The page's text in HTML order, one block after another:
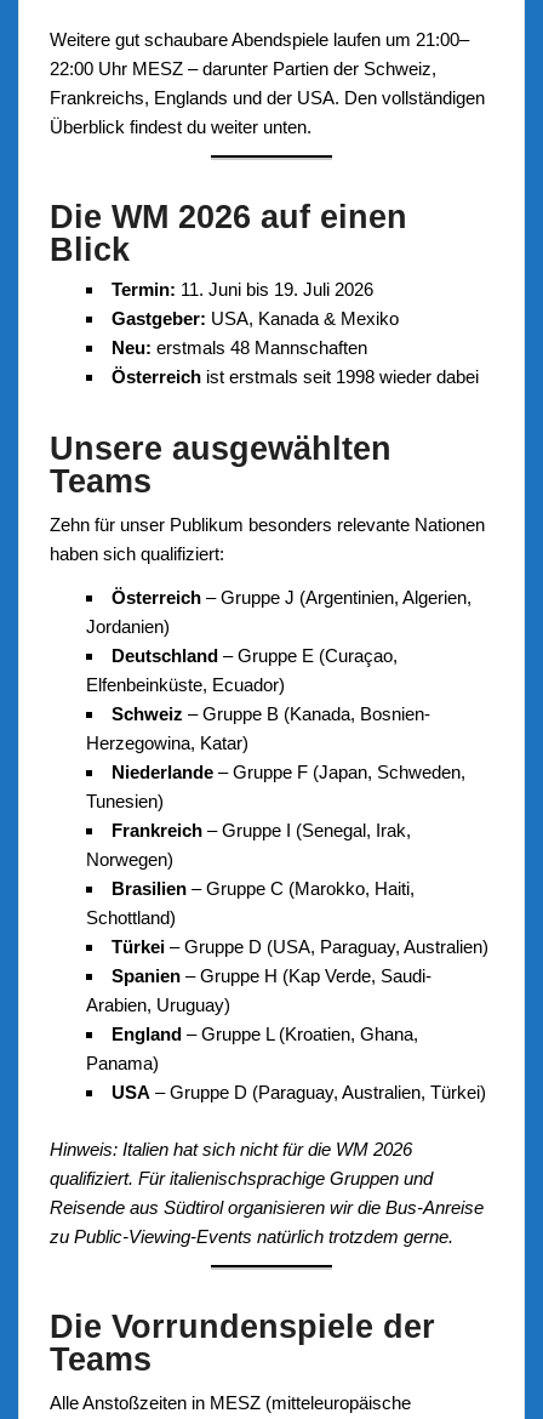
Weitere gut schaubare Abendspiele laufen um 21:00–
22:00 Uhr MESZ – darunter Partien der Schweiz,
Frankreichs, Englands und der USA. Den vollständigen
Überblick findest du weiter unten.
Die WM 2026 auf einen
Blick
Termin: 11. Juni bis 19. Juli 2026
Gastgeber: USA, Kanada & Mexiko
Neu: erstmals 48 Mannschaften
Österreich ist erstmals seit 1998 wieder dabei
Unsere ausgewählten
Teams
Zehn für unser Publikum besonders relevante Nationen
haben sich qualifiziert:
Österreich – Gruppe J (Argentinien, Algerien,
Jordanien)
Deutschland – Gruppe E (Curaçao,
Elfenbeinküste, Ecuador)
Schweiz – Gruppe B (Kanada, Bosnien-
Herzegowina, Katar)
Niederlande – Gruppe F (Japan, Schweden,
Tunesien)
Frankreich – Gruppe I (Senegal, Irak,
Norwegen)
Brasilien – Gruppe C (Marokko, Haiti,
Schottland)
Türkei – Gruppe D (USA, Paraguay, Australien)
Spanien – Gruppe H (Kap Verde, Saudi-
Arabien, Uruguay)
England – Gruppe L (Kroatien, Ghana,
Panama)
USA – Gruppe D (Paraguay, Australien, Türkei)
Hinweis: Italien hat sich nicht für die WM 2026
qualifiziert. Für italienischsprachige Gruppen und
Reisende aus Südtirol organisieren wir die Bus-Anreise
zu Public-Viewing-Events natürlich trotzdem gerne.
Die Vorrundenspiele der
Teams
Alle Anstoßzeiten in MESZ (mitteleuropäische